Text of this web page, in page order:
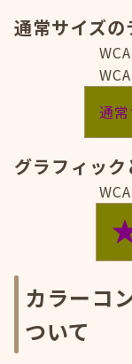
通常サイズの
通
グラフィッ
カラーコ
ついて